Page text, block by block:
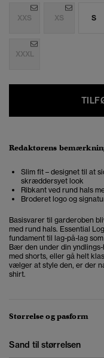
XXS XS S
XXXL
Redaktørens
Slim fit – designet til at
skræddersyet look
Ribkant ved rund hals
Broderet logo og
Basisvarer til garderoben
med rund hals. Essential
fundament til lag-på-lag
Bær den under din
med shorts, eller gå helt
vælger at style den, er der
shirt.
Størrelse og pasform
Sand til størrelsen